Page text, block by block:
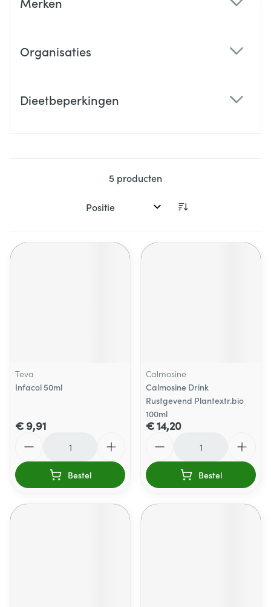
Organisaties
Dieetbeperkingen
5 producten
Sorteer op:
Teva
Infacol 50ml
€ 9,91
Bestel
Calmosine
Calmosine Drink
Rustgevend Plantextr.bio
100ml
€ 14,20
Bestel